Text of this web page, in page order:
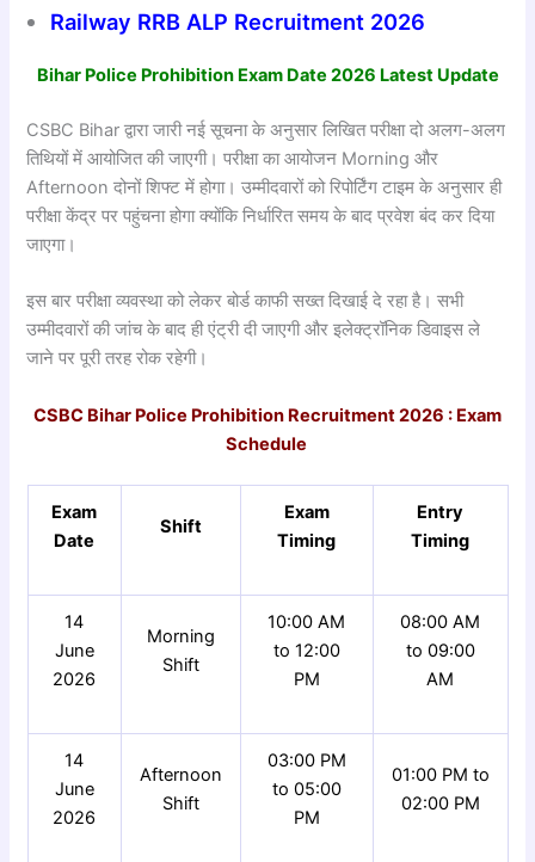
Railway RRB ALP Recruitment 2026
Bihar Police Prohibition Exam Date 2026 Latest Update
CSBC Bihar द्वारा जारी नई सूचना के अनुसार लिखित परीक्षा दो अलग-अलग
तिथियों में आयोजित की जाएगी। परीक्षा का आयोजन Morning और
Afternoon दोनों शिफ्ट में होगा। उम्मीदवारों को रिपोर्टिंग टाइम के अनुसार ही
परीक्षा केंद्र पर पहुंचना होगा क्योंकि निर्धारित समय के बाद प्रवेश बंद कर दिया
जाएगा।
इस बार परीक्षा व्यवस्था को लेकर बोर्ड काफी सख्त दिखाई दे रहा है। सभी
उम्मीदवारों की जांच के बाद ही एंट्री दी जाएगी और इलेक्ट्रॉनिक डिवाइस ले
जाने पर पूरी तरह रोक रहेगी।
CSBC Bihar Police Prohibition Recruitment 2026 : Exam
Schedule
Exam
Date
Shift
Exam
Timing
Entry
Timing
14
June
2026
Morning
Shift
10:00 AM
to 12:00
PM
08:00 AM
to 09:00
AM
14
June
2026
Afternoon
Shift
03:00 PM
to 05:00
PM
01:00 PM to
02:00 PM